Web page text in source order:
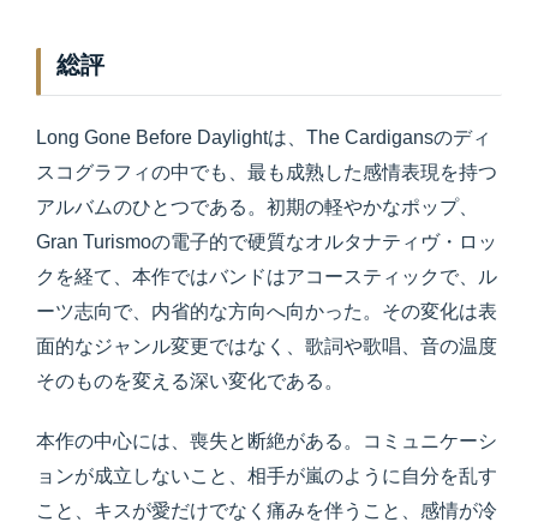
総評
Long Gone Before Daylightは、The Cardigansのディ
スコグラフィの中でも、最も成熟した感情表現を持つ
アルバムのひとつである。初期の軽やかなポップ、
Gran Turismoの電子的で硬質なオルタナティヴ・ロッ
クを経て、本作ではバンドはアコースティックで、ル
ーツ志向で、内省的な方向へ向かった。その変化は表
面的なジャンル変更ではなく、歌詞や歌唱、音の温度
そのものを変える深い変化である。
本作の中心には、喪失と断絶がある。コミュニケーシ
ョンが成立しないこと、相手が嵐のように自分を乱す
こと、キスが愛だけでなく痛みを伴うこと、感情が冷